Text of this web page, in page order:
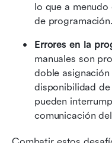
lo que a
de programación.
Errores en la
manuales son
doble
disponibilidad
pueden
comunicación